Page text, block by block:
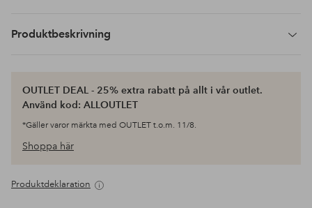
Produktbeskrivning
OUTLET DEAL - 25% extra rabatt på allt i vår outlet.
Använd kod: ALLOUTLET
*Gäller varor märkta med OUTLET t.o.m. 11/8.
Shoppa här
Produktdeklaration